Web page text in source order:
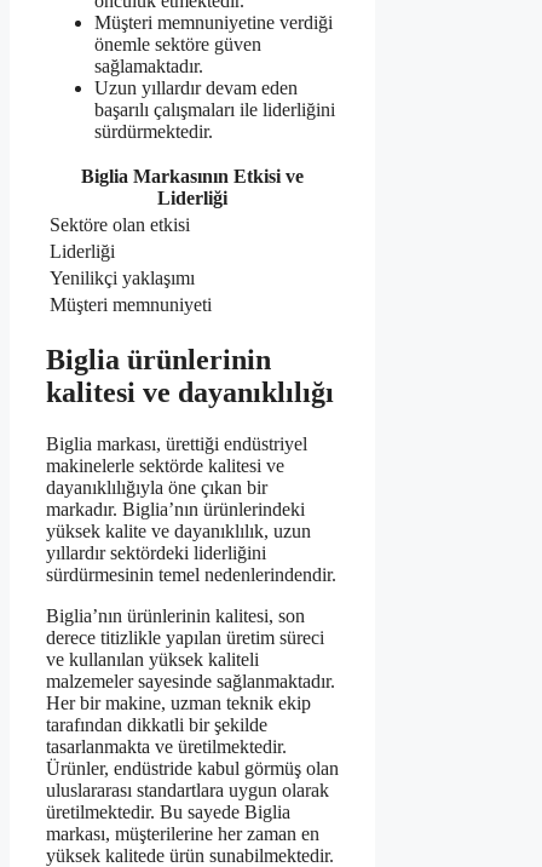
Müşteri memnuniyetine verdiği
önemle sektöre güven
sağlamaktadır.
Uzun yıllardır devam eden
başarılı çalışmaları ile liderliğini
sürdürmektedir.
Biglia Markasının Etkisi ve
Liderliği
Sektöre olan etkisi
Liderliği
Yenilikçi yaklaşımı
Müşteri memnuniyeti
Biglia ürünlerinin
kalitesi ve dayanıklılığı
Biglia markası, ürettiği endüstriyel
makinelerle sektörde kalitesi ve
dayanıklılığıyla öne çıkan bir
markadır. Biglia’nın ürünlerindeki
yüksek kalite ve dayanıklılık, uzun
yıllardır sektördeki liderliğini
sürdürmesinin temel nedenlerindendir.
Biglia’nın ürünlerinin kalitesi, son
derece titizlikle yapılan üretim süreci
ve kullanılan yüksek kaliteli
malzemeler sayesinde sağlanmaktadır.
Her bir makine, uzman teknik ekip
tarafından dikkatli bir şekilde
tasarlanmakta ve üretilmektedir.
Ürünler, endüstride kabul görmüş olan
uluslararası standartlara uygun olarak
üretilmektedir. Bu sayede Biglia
markası, müşterilerine her zaman en
yüksek kalitede ürün sunabilmektedir.